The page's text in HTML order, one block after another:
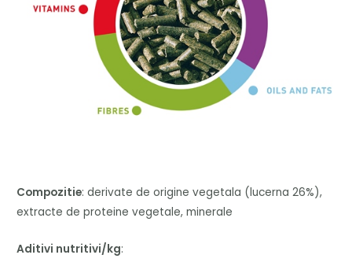
Compozitie:derivate de origine vegetala (lucerna 26%),
extracte de proteine vegetale, minerale
Aditivi nutritivi/kg: